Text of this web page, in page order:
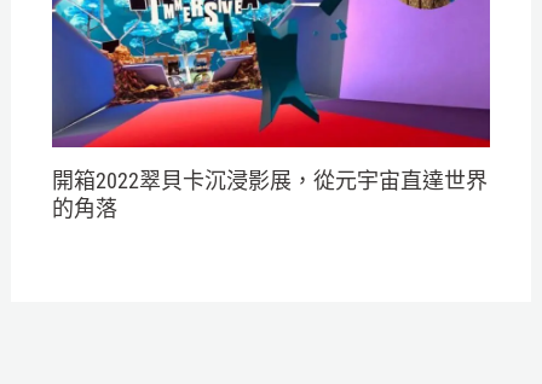
開箱2022翠貝卡沉浸影展，從元宇宙直達世界
的角落